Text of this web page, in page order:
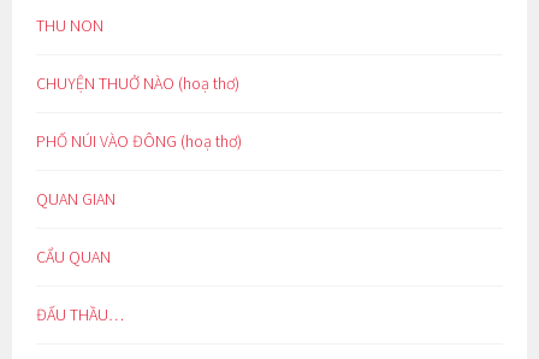
THU NON
CHUYỆN THUỞ NÀO (hoạ thơ)
PHỐ NÚI VÀO ĐÔNG (hoạ thơ)
QUAN GIAN
CẨU QUAN
ĐẤU THẦU…